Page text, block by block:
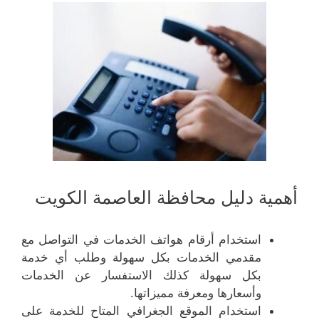
أهمية دليل محافظة العاصمة الكويت
استخدام أرقام هواتف الخدمات في التواصل مع
مقدمي الخدمات بكل سهولة وطلب أي خدمة
بكل سهولة كذلك الاستفسار عن الخدمات
وأسعارها ومعرفة مميزاتها.
استخدام الموقع الجغرافي المتاح للخدمة على